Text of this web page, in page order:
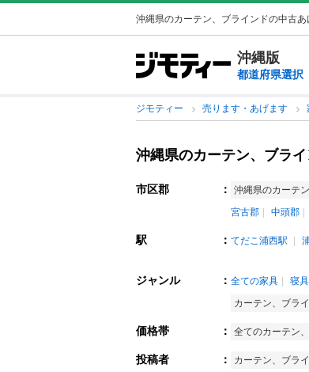
沖縄県のカーテン、ブラインドの中古
沖縄版
都道府県選択
ジモティー 売ります・あげます
沖縄県のカーテン、ブラ
市区郡 ： 沖縄県のカーテ
宮古郡
中頭郡
駅 ： てだこ浦西駅
ジャンル ： 全ての家具 寝具
カーテン、ブラ
価格帯 ： 全てのカーテン
投稿者 ： カーテン、ブラ